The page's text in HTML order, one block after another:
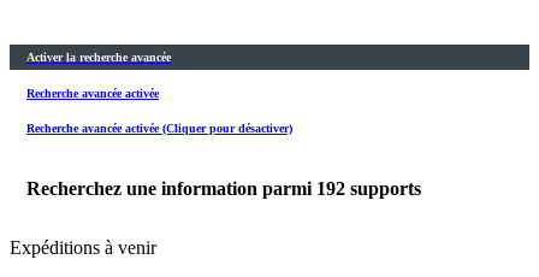
Activer la recherche avancée
Recherche avancée activée
Recherche avancée activée (Cliquer pour désactiver)
Recherchez une information parmi 192 supports
Expéditions à venir